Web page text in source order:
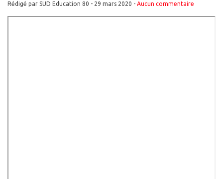
Rédigé par SUD Education 80 - 29 mars 2020 - Aucun commentaire